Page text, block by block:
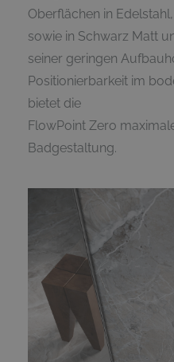
Oberflächen in
sowie in Schwarz Matt
seiner geringen
Positionierbarkeit im
bietet die
FlowPoint Zero
Badgestaltung.